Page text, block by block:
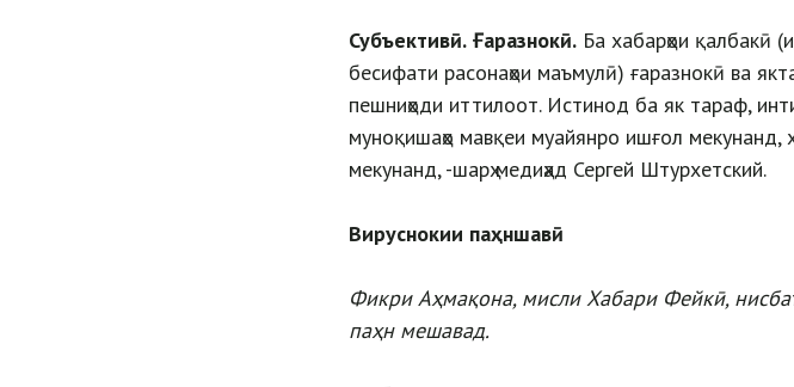
Субъективӣ. Ғаразнокӣ. Ба хабарҳои қалбакӣ
бесифати расонаҳои маъмулӣ) ғаразнокӣ ва
пешниҳоди иттилоот. Истинод ба як тараф,
муноқишаҳо мавқеи муайянро ишғол мекунанд,
мекунанд, -шарҳ медиҳад Сергей Штурхетский.
Вируснокии паҳншавӣ
Фикри Аҳмақона, мисли Хабари Фейкӣ,
паҳн мешавад.